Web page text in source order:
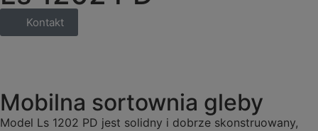
Kontakt
Mobilna sortownia gleby
Model Ls 1202 PD jest solidny i dobrze skonstruowany,